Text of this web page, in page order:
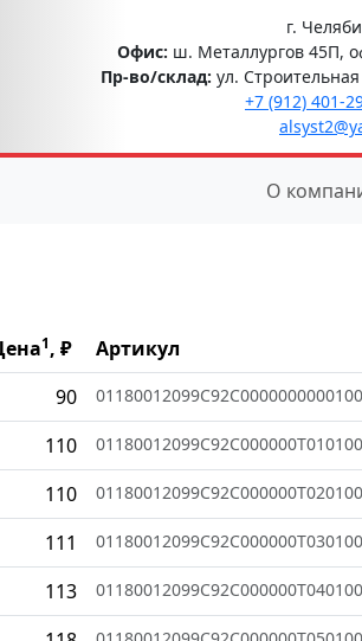
г.
Офис: ш. Металлургов 45П,
Пр-во/склад: ул. Строительная
+7 (912) 401-
О
1, ₽
Артикул
90 01180012099C92C0000000000100
110 01180012099C92C000000T010100
110 01180012099C92C000000T020100
111 01180012099C92C000000T030100
113 01180012099C92C000000T040100